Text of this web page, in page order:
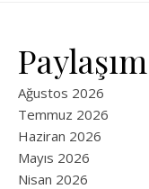
Ağustos 2026
Temmuz 2026
Haziran 2026
Mayıs 2026
Nisan 2026